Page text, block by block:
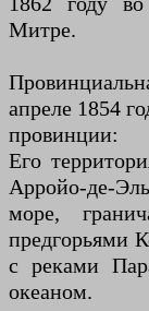
Митре.
апреле 1854
провинции:
Его
Арройо-де-
море,
предгорьями
с реками
океаном.